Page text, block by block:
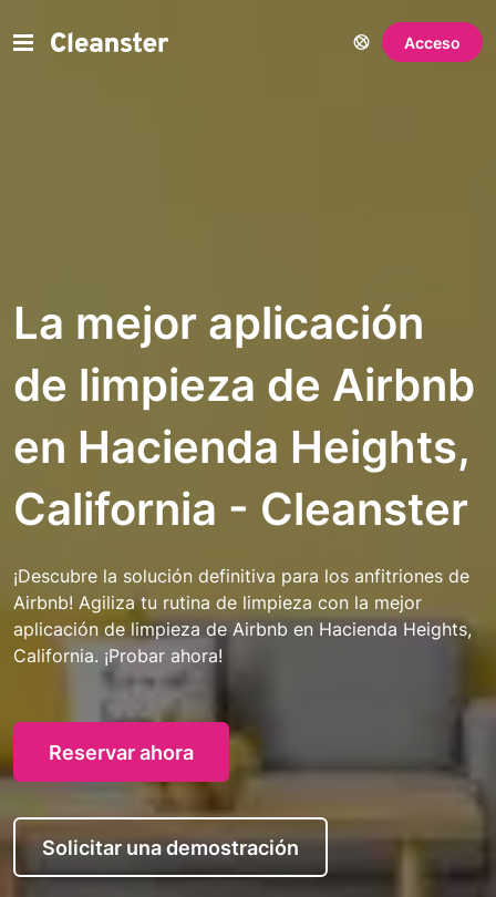
Acceso
La mejor aplicación
de limpieza de Airbnb
en Hacienda Heights,
California - Cleanster
¡Descubre la solución definitiva para los anfitriones de
Airbnb! Agiliza tu rutina de limpieza con la mejor
aplicación de limpieza de Airbnb en Hacienda Heights,
California. ¡Probar ahora!
Reservar ahora
Solicitar una demostración